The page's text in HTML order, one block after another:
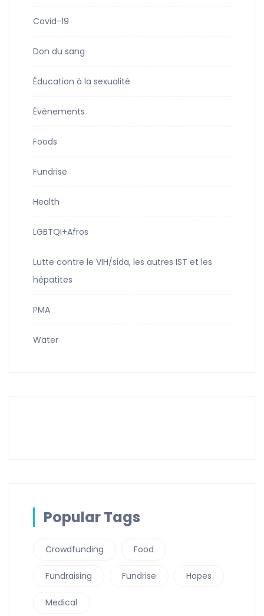
Covid-19
Don du sang
Éducation à la sexualité
Évènements
Foods
Fundrise
Health
LGBTQI+Afros
Lutte contre le VIH/sida, les autres IST et les
hépatites
PMA
Water
Popular Tags
Crowdfunding Food
Fundraising Fundrise Hopes
Medical